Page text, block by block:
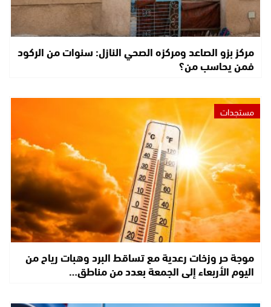
مركز بزو الصاعد ومركزه الصحي النازل: سنوات من الركود
فمن يحاسب من؟
مستجدات
موجة حر وزخات رعدية مع تساقط البرد وهبات رياح من
اليوم الأربعاء إلى الجمعة بعدد من مناطق…